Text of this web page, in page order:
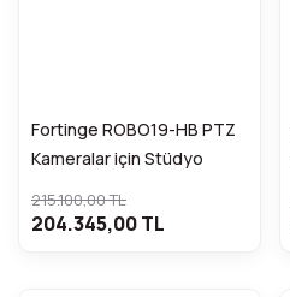
Fortinge ROBO19-HB PTZ
Kameralar için Stüdyo
215.100,00 TL
204.345,00 TL